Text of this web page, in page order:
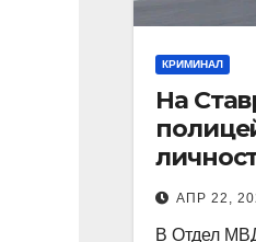
КРИМИНАЛ
На
АПР 22,
В Отдел